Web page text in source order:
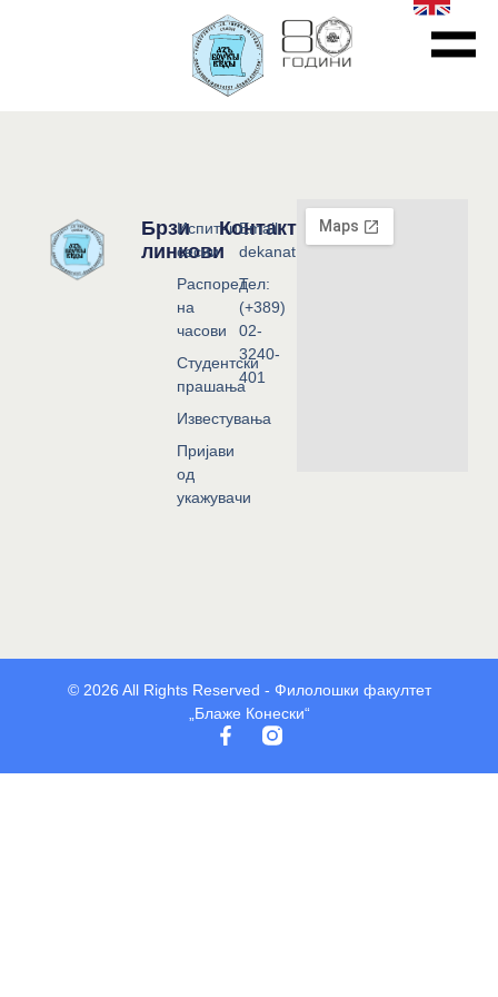
Брзи
линкови
Испитни
сесии
Распоред
на
часови
Студентски
прашања
Известувања
Пријави
од
укажувачи
Контакт
Email:
dekanat@flf.ukim.edu.mk
Тел:
(+389)
02-
3240-
401
© 2026 All Rights Reserved - Филолошки факултет
„Блаже Конески“